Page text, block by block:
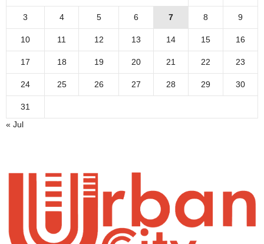
3 4 5 6 7 8 9
10 11 12 13 14 15 16
17 18 19 20 21 22 23
24 25 26 27 28 29 30
31
« Jul